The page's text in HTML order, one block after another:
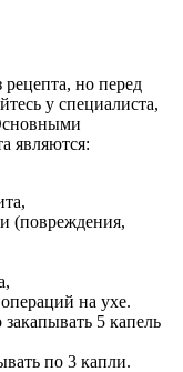
но перед
у специалиста,
являются:
(повреждения,
на ухе.
5 капель
по 3 капли.